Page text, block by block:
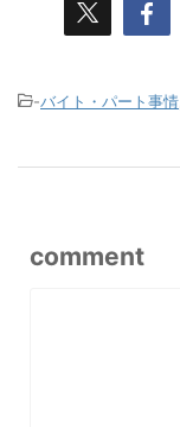
-バイト・パート事情
comment